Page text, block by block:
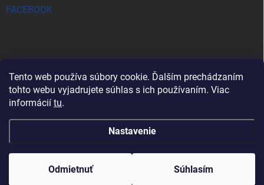
Tento web používa súbory cookie. Ďalším prechádzaním
tohto webu vyjadrujete súhlas s ich používaním. Viac
informácií tu.
Nastavenie
Odmietnuť Súhlasím
FACEBOOK
Vytvoril Shoptet
Copyright 2026 . Všetky práva vyhradené.